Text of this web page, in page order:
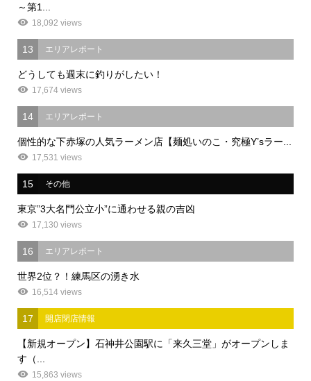
～第1...
18,092 views
13 エリアレポート
どうしても週末に釣りがしたい！
17,674 views
14 エリアレポート
個性的な下赤塚の人気ラーメン店【麺処いのこ・究極Y’sラー...
17,531 views
15 その他
東京”3大名門公立小”に通わせる親の吉凶
17,130 views
16 エリアレポート
世界2位？！練馬区の湧き水
16,514 views
17 開店閉店情報
【新規オープン】石神井公園駅に「来久三堂」がオープンしま
す（...
15,863 views